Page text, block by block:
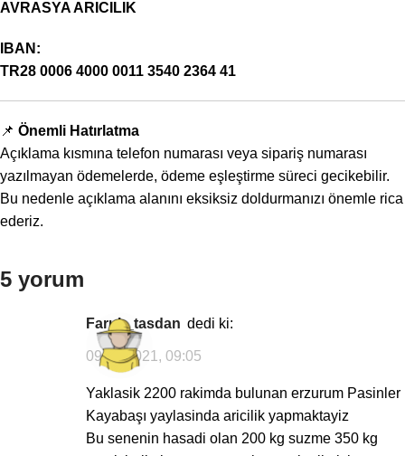
AVRASYA ARICILIK
IBAN:
TR28 0006 4000 0011 3540 2364 41
📌 Önemli Hatırlatma
Açıklama kısmına telefon numarası veya sipariş numarası
yazılmayan ödemelerde, ödeme eşleştirme süreci gecikebilir.
Bu nedenle açıklama alanını eksiksiz doldurmanızı önemle rica
ederiz.
5 yorum
faruk_tasdan dedi ki:
09/09/2021, 09:05
Yaklasik 2200 rakimda bulunan erzurum Pasinler
Kayabaşı yaylasinda aricilik yapmaktayiz
Bu senenin hasadi olan 200 kg suzme 350 kg